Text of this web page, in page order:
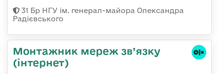
31 Бр НГУ ім. генерал-майора Олександра
Радієвського
Монтажник мереж зв’язку
(інтернет)